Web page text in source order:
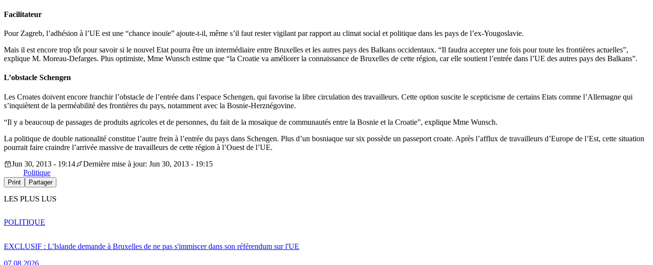
Facilitateur
Pour Zagreb, l’adhésion à l’UE est une “chance inouïe” ajoute-t-il, même s’il faut rester vigilant par rapport au climat social et politique dans les pays de l’ex-Yougoslavie.
Mais il est encore trop tôt pour savoir si le nouvel Etat pourra être un intermédiaire entre Bruxelles et les autres pays des Balkans occidentaux. “Il faudra accepter une fois pour toute les frontières actuelles”,
explique M. Moreau-Defarges. Plus optimiste, Mme Wunsch estime que “la Croatie va améliorer la connaissance de Bruxelles de cette région, car elle soutient l’entrée dans l’UE des autres pays des Balkans”.
L’obstacle Schengen
Les Croates doivent encore franchir l’obstacle de l’entrée dans l’espace Schengen, qui favorise la libre circulation des travailleurs. Cette option suscite le scepticisme de certains Etats comme l’Allemagne qui
s’inquiètent de la perméabilité des frontières du pays, notamment avec la Bosnie-Herznégovine.
“Il y a beaucoup de passages de produits agricoles et de personnes, du fait de la mosaïque de communautés entre la Bosnie et la Croatie”, explique Mme Wunsch.
La politique de double nationalité constitue l’autre frein à l’entrée du pays dans Schengen. Plus d’un bosniaque sur six possède un passeport croate. Après l’afflux de travailleurs d’Europe de l’Est, cette situation
pourrait faire craindre l’arrivée massive de travailleurs de cette région à l’Ouest de l’UE.
Jun 30, 2013 - 19:14
Dernière mise à jour: Jun 30, 2013 - 19:15
Politique
Print Partager
LES PLUS LUS
EXCLUSIF : L'Islande demande à Bruxelles de ne pas s'immiscer dans son référendum sur l'UE
07.08.2026
POLITIQUE